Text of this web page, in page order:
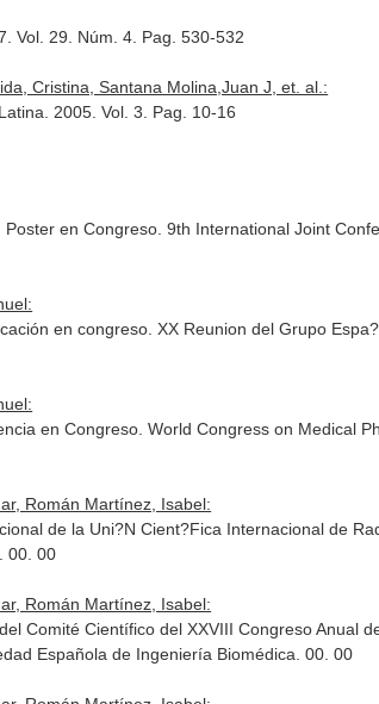
Vol. 29. Núm. 4. Pag. 530-532
Cristina, Santana Molina,Juan J, et. al.:
. 2005. Vol. 3. Pag. 10-16
en Congreso. 9th International Joint
en congreso. XX Reunion del Grupo
en Congreso. World Congress on Medical
Román Martínez, Isabel:
de la Uni?N Cient?Fica Internacional de
00. 00
Román Martínez, Isabel:
Comité Científico del XXVIII Congreso Anual
Española de Ingeniería Biomédica. 00. 00